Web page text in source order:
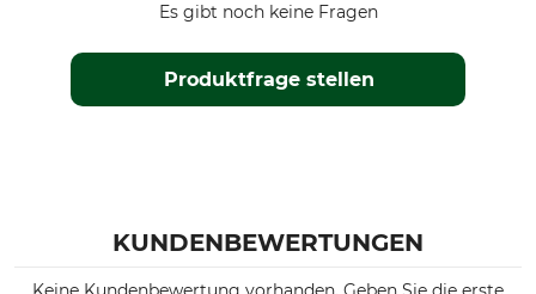
Produktfrage stellen
Es gibt noch keine Fragen
KUNDENBEWERTUNGEN